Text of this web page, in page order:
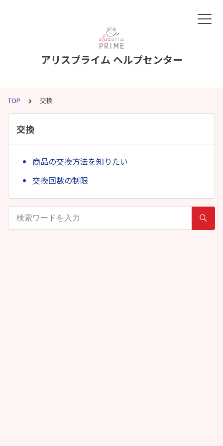
アリスプライム ヘルプセンター
TOP 交換
交換
商品の交換方法を知りたい
交換回数の制限